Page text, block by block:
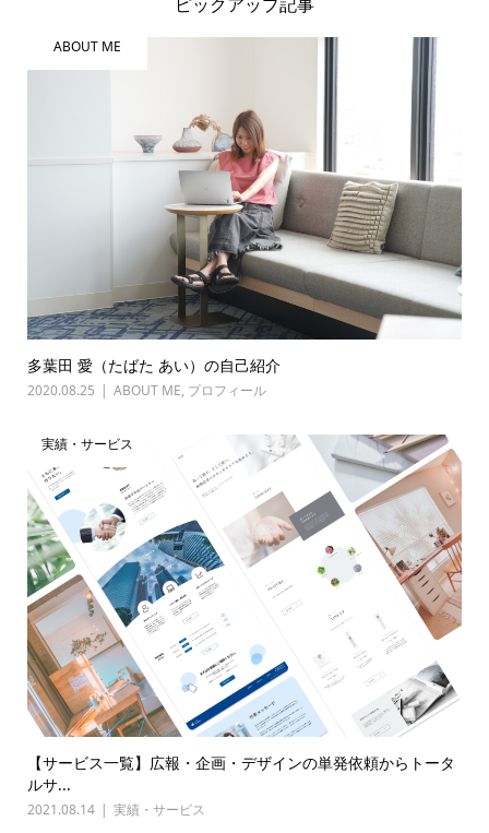
ABOUT ME
多葉田 愛（たばた あい）の自己紹介
2020.08.25 ABOUT ME, プロフィール
実績・サービス
【サービス一覧】広報・企画・デザインの単発依頼からトータ
ルサ...
2021.08.14 実績・サービス